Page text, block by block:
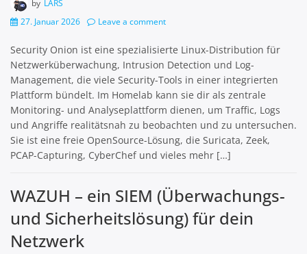
by LARS
27. Januar 2026
Leave a comment
Security Onion ist eine spezialisierte Linux-Distribution für
Netzwerk­überwachung, Intrusion Detection und Log-
Management, die viele Security-Tools in einer integrierten
Plattform bündelt. Im Homelab kann sie dir als zentrale
Monitoring- und Analyseplattform dienen, um Traffic, Logs
und Angriffe realitätsnah zu beobachten und zu untersuchen.
Sie ist eine freie OpenSource-Lösung, die Suricata, Zeek,
PCAP-Capturing, CyberChef und vieles mehr […]
WAZUH – ein SIEM (Überwachungs-
und Sicherheitslösung) für dein
Netzwerk